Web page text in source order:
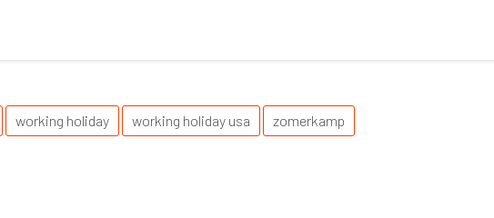
working holiday working holiday usa zomerkamp